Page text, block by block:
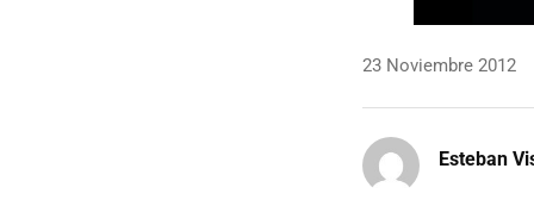
23 Noviembre 2012
Esteban